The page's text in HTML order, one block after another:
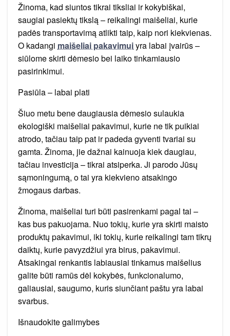
Žinoma, kad siuntos tikrai tiksliai ir kokybiškai,
saugiai pasiektų tikslą – reikalingi maišeliai, kurie
padės transportavimą atlikti taip, kaip nori kiekvienas.
O kadangi maišeliai pakavimuiyra labai įvairūs –
siūlome skirti dėmesio bei laiko tinkamiausio
pasirinkimui.
Pasiūla – labai plati
Šiuo metu bene daugiausia dėmesio sulaukia
ekologiški maišeliai pakavimui, kurie ne tik puikiai
atrodo, tačiau taip pat ir padeda gyventi tvariai su
gamta. Žinoma, jie dažnai kainuoja kiek daugiau,
tačiau investicija – tikrai atsiperka. Ji parodo Jūsų
sąmoningumą, o tai yra kiekvieno atsakingo
žmogaus darbas.
Žinoma, maišeliai turi būti pasirenkami pagal tai –
kas bus pakuojama. Nuo tokių, kurie yra skirti maisto
produktų pakavimui, iki tokių, kurie reikalingi tam tikrų
daiktų, kurie pavyzdžiui yra birus, pakavimui.
Atsakingai renkantis labiausiai tinkamus maišelius
galite būti ramūs dėl kokybės, funkcionalumo,
galiausiai, saugumo, kuris siunčiant paštu yra labai
svarbus.
Išnaudokite galimybes